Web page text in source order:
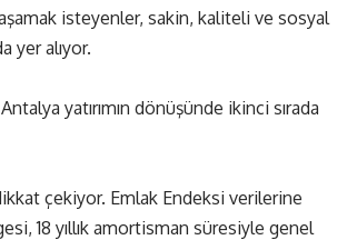
isteyenler, sakin, kaliteli ve sosyal
yer alıyor.
yatırımın dönüşünde ikinci sırada
çekiyor. Emlak Endeksi verilerine
18 yıllık amortisman süresiyle genel